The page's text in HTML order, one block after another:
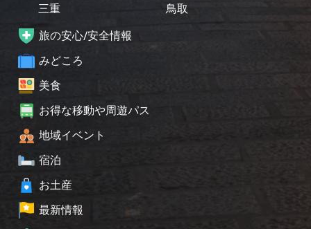
三重
鳥取
旅の安心/安全情報
みどころ
美食
お得な移動や周遊パス
地域イベント
宿泊
お土産
最新情報